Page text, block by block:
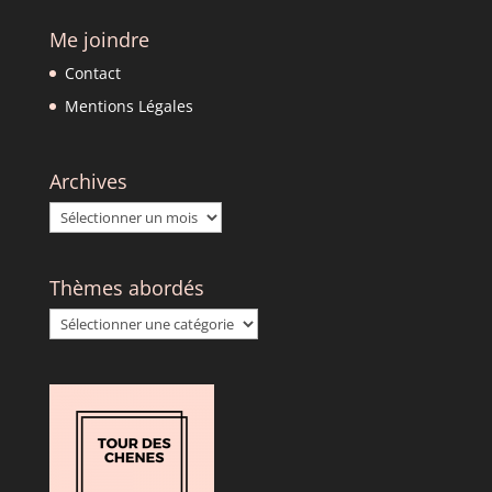
Me joindre
Contact
Mentions Légales
Archives
Archives
Thèmes abordés
Thèmes
abordés